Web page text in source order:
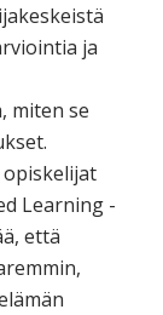
ja
miten se
Learning -
että